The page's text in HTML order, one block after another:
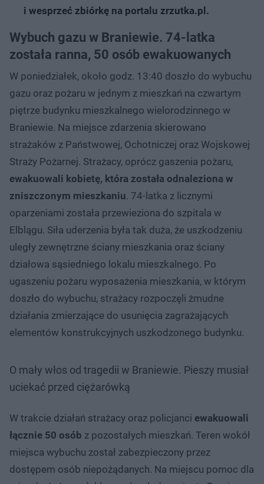
i wesprzeć zbiórkę na portalu zrzutka.pl.
Wybuch gazu w Braniewie. 74-latka
została ranna, 50 osób ewakuowanych
W poniedziałek, około godz. 13:40 doszło do wybuchu
gazu oraz pożaru w jednym z mieszkań na czwartym
piętrze budynku mieszkalnego wielorodzinnego w
Braniewie. Na miejsce zdarzenia skierowano
strażaków z Państwowej, Ochotniczej oraz Wojskowej
Straży Pożarnej. Strażacy, oprócz gaszenia pożaru,
ewakuowali kobietę, która została odnaleziona w
zniszczonym mieszkaniu. 74-latka z licznymi
oparzeniami została przewieziona do szpitala w
Elblągu. Siła uderzenia była tak duża, że uszkodzeniu
uległy zewnętrzne ściany mieszkania oraz ściany
działowa sąsiedniego lokalu mieszkalnego. Po
ugaszeniu pożaru wyposażenia mieszkania, w którym
doszło do wybuchu, strażacy rozpoczęli żmudne
działania zmierzające do usunięcia zagrażających
elementów konstrukcyjnych uszkodzonego budynku.
O mały włos od tragedii w Braniewie. Pieszy musiał
uciekać przed ciężarówką
W trakcie działań strażacy oraz policjanci ewakuowali
łącznie 50 osób z pozostałych mieszkań. Teren wokół
miejsca wybuchu został zabezpieczony przez
dostępem osób niepożądanych. Na miejscu pomoc dla